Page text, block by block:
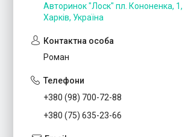
Авторинок "Лоск" пл. Кононенка, 1,
Харків, Україна
Роман
+380 (98) 700-72-88
+380 (75) 635-23-66